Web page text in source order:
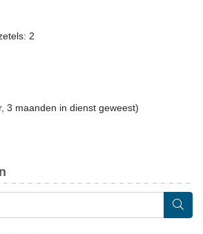
2
3 maanden in dienst geweest)